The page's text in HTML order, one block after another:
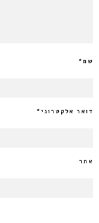
שם*
דואר אלקטרוני *
אתר